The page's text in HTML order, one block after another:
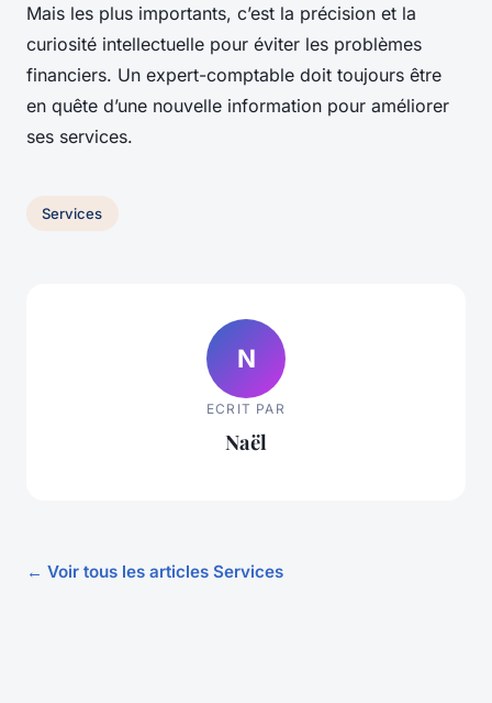
Mais les plus importants, c’est la précision et la
curiosité intellectuelle pour éviter les problèmes
financiers. Un expert-comptable doit toujours être
en quête d’une nouvelle information pour améliorer
ses services.
Services
N
ECRIT PAR
Naël
← Voir tous les articles Services